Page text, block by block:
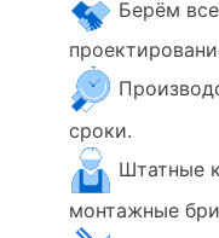
Берём
сроки.
Штатные
монтажные